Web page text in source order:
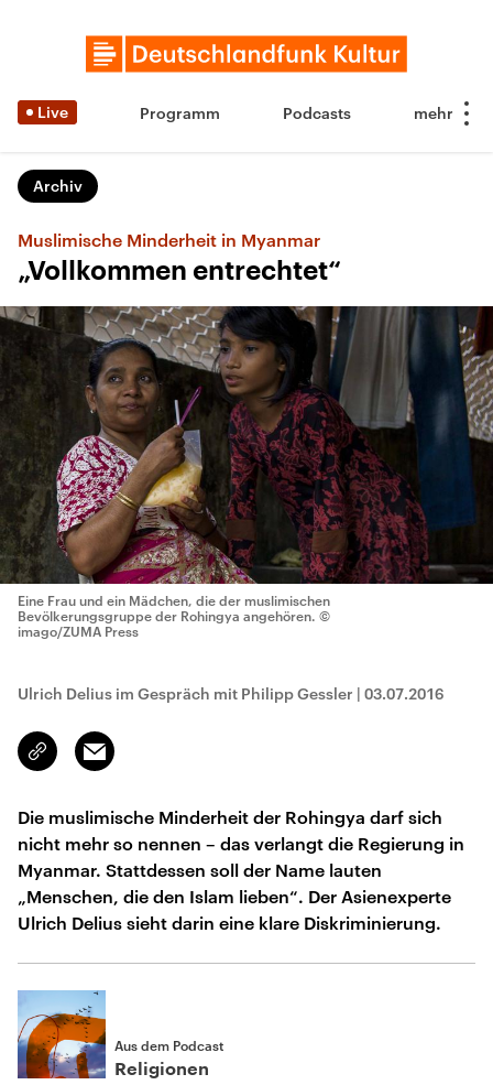
Live Programm Podcasts
Archiv
Muslimische Minderheit in Myanmar
„Vollkommen entrechtet“
Eine Frau und ein Mädchen, die der muslimischen
Bevölkerungsgruppe der Rohingya angehören. ©
imago/ZUMA Press
Ulrich Delius im Gespräch mit Philipp Gessler | 03.07.2016
Link
kopieren/teilen
Email
Die muslimische Minderheit der Rohingya darf sich
nicht mehr so nennen – das verlangt die Regierung in
Myanmar. Stattdessen soll der Name lauten
„Menschen, die den Islam lieben“. Der Asienexperte
Ulrich Delius sieht darin eine klare Diskriminierung.
Aus dem Podcast
Religionen